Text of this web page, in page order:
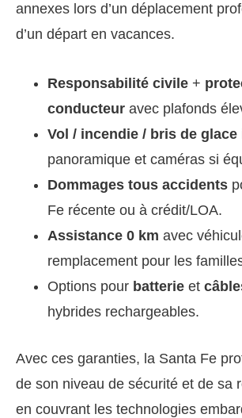
annexes lors d’un déplacement
d’un départ en vacances.
Responsabilité civile +
conducteur avec plafonds
Vol / incendie / bris de glace
panoramique et caméras si
Dom­mages tous accidents
Fe récente ou à crédit/LOA.
Assistance 0 km avec
remplacement pour les
Options pour batterie et
hybrides rechargeables.
Avec ces garanties, la Santa Fe
de son niveau de sécurité et de sa
en couvrant les technologies